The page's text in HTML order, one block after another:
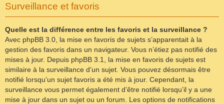
Surveillance et favoris
Quelle est la différence entre les favoris et la surveillance ?
Avec phpBB 3.0, la mise en favoris de sujets s’apparentait à la
gestion des favoris dans un navigateur. Vous n’étiez pas notifié des
mises à jour. Depuis phpBB 3.1, la mise en favoris de sujets est
similaire à la surveillance d’un sujet. Vous pouvez désormais être
notifié lorsqu’un sujet favoris a été mis à jour. Cependant, la
surveillance vous permet également d’être notifié lorsqu’il y a une
mise à jour dans un sujet ou un forum. Les options de notifications